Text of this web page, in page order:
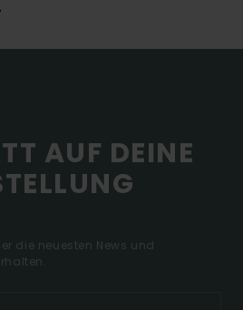
AUF DEINE
die neuesten News und